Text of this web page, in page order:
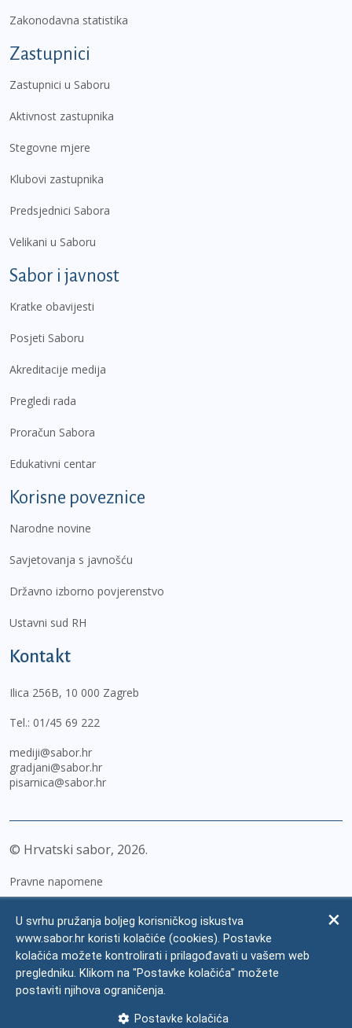
Zakonodavna statistika
Zastupnici
Zastupnici u Saboru
Aktivnost zastupnika
Stegovne mjere
Klubovi zastupnika
Predsjednici Sabora
Velikani u Saboru
Sabor i javnost
Kratke obavijesti
Posjeti Saboru
Akreditacije medija
Pregledi rada
Proračun Sabora
Edukativni centar
Korisne poveznice
Narodne novine
Savjetovanja s javnošću
Državno izborno povjerenstvo
Ustavni sud RH
Kontakt
Ilica 256B, 10 000 Zagreb
Tel.: 01/45 69 222
mediji@sabor.hr
gradjani@sabor.hr
pisarnica@sabor.hr
© Hrvatski sabor, 2026
Pravne napomene
Zaštita osobnih podataka
Impressum
Česta pitanja
U svrhu pružanja boljeg korisničkog iskustva
www.sabor.hr koristi kolačiće (cookies). Postavke
kolačića možete kontrolirati i prilagođavati u vašem web
pregledniku. Klikom na "Postavke kolačića" možete
postaviti njihova ograničenja.
Postavke kolačića